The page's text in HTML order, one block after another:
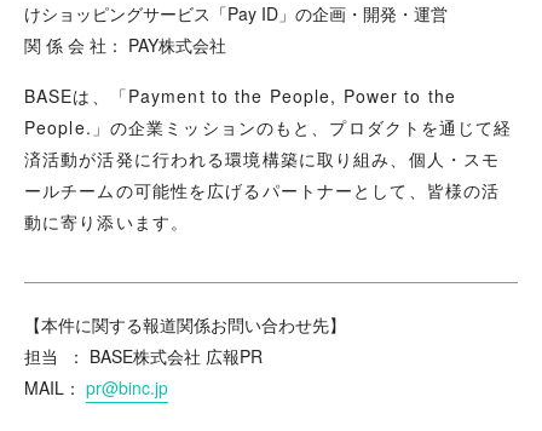
けショッピングサービス「Pay ID」の企画・開発・運営
関 係 会 社： PAY株式会社
BASEは、「Payment to the People, Power to the
People.」の企業ミッションのもと、プロダクトを通じて経
済活動が活発に行われる環境構築に取り組み、個人・スモ
ールチームの可能性を広げるパートナーとして、皆様の活
動に寄り添います。
【本件に関する報道関係お問い合わせ先】
担当 ： BASE株式会社 広報PR
MAIL： pr@binc.jp